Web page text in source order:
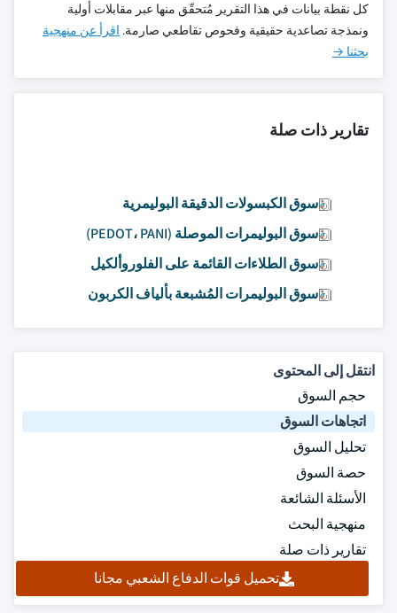
كل نقطة بيانات في هذا التقرير مُتحقّق منها عبر مقابلات أولية
ونمذجة تصاعدية حقيقية وفحوص تقاطعي صارمة. اقرأ عن منهجية
بحثنا →
تقارير ذات صلة
سوق الكبسولات الدقيقة البوليمرية
سوق البوليمرات الموصلة (PEDOT، PANI)
سوق الطلاءات القائمة على الفلوروألكيل
سوق البوليمرات المُشبعة بألياف الكربون
انتقل إلى المحتوى
حجم السوق
اتجاهات السوق
تحليل السوق
حصة السوق
الأسئلة الشائعة
منهجية البحث
تقارير ذات صلة
تحميل قوات الدفاع الشعبي مجانا